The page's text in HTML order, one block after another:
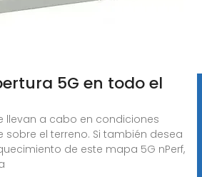
5G en todo el
llevan a cabo en condiciones
sobre el terreno. Si también desea
de este mapa 5G nPerf,